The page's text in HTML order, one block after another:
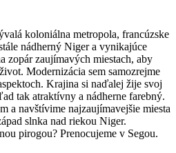
koloniálna metropola, francúzske
nádherný Niger a vynikajúce
zopár zaujímavých miestach, aby
Modernizácia sem samozrejme
Krajina si naďalej žije svoj
tak atraktívny a nádherne farebný.
a navštívime najzaujímavejšie miesta
slnka nad riekou Niger.
pirogou? Prenocujeme v Segou.